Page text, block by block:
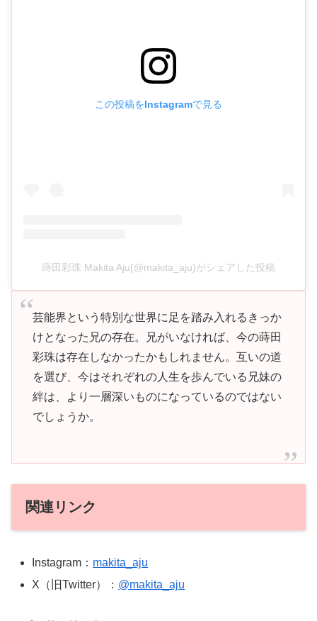
この投稿をInstagramで見る
蒔田彩珠 Makita Aju(@makita_aju)がシェアした投稿
芸能界という特別な世界に足を踏み入れるきっか
けとなった兄の存在。兄がいなければ、今の蒔田
彩珠は存在しなかったかもしれません。互いの道
を選び、今はそれぞれの人生を歩んでいる兄妹の
絆は、より一層深いものになっているのではない
でしょうか。
関連リンク
Instagram： makita_aju
X（旧Twitter）： @makita_aju